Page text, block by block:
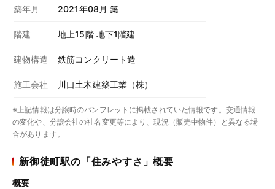
築年月 2021年08月 築
階建 地上15階 地下1階建
建物構造 鉄筋コンクリート造
施工会社 川口土木建築工業（株）
※上記情報は分譲時のパンフレットに掲載されていた情報です。交通情報
の変化や、分譲会社の社名変更等により、現況（販売中物件）と異なる場
合があります。
新御徒町駅の「住みやすさ」概要
概要